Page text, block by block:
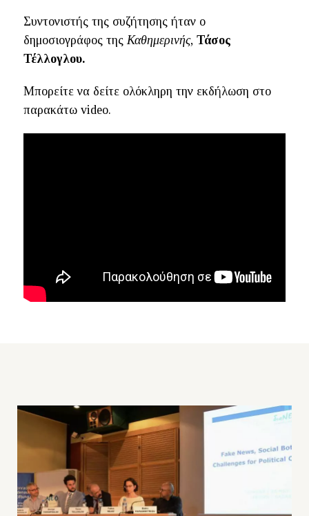
Συντονιστής της συζήτησης ήταν ο
δημοσιογράφος της Καθημερινής, Τάσος
Τέλλογλου.
Μπορείτε να δείτε ολόκληρη την εκδήλωση στο
παρακάτω video.